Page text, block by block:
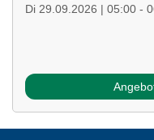
Di 29.09.2026 | 05:00 -